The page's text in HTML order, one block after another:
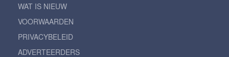
WAT IS NIEUW
VOORWAARDEN
PRIVACYBELEID
ADVERTEERDERS